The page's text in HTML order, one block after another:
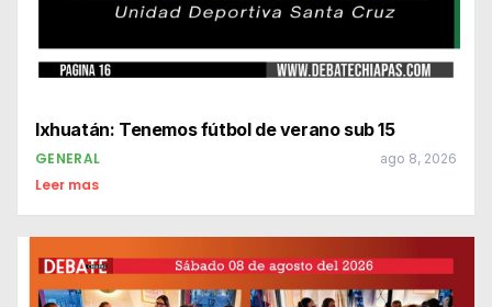
Ixhuatán: Tenemos fútbol de verano sub 15
GENERAL ago 8, 2026
Leer mas